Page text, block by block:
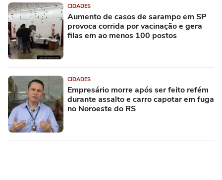
CIDADES
Aumento de casos de sarampo em SP
provoca corrida por vacinação e gera
filas em ao menos 100 postos
CIDADES
Empresário morre após ser feito refém
durante assalto e carro capotar em fuga
no Noroeste do RS